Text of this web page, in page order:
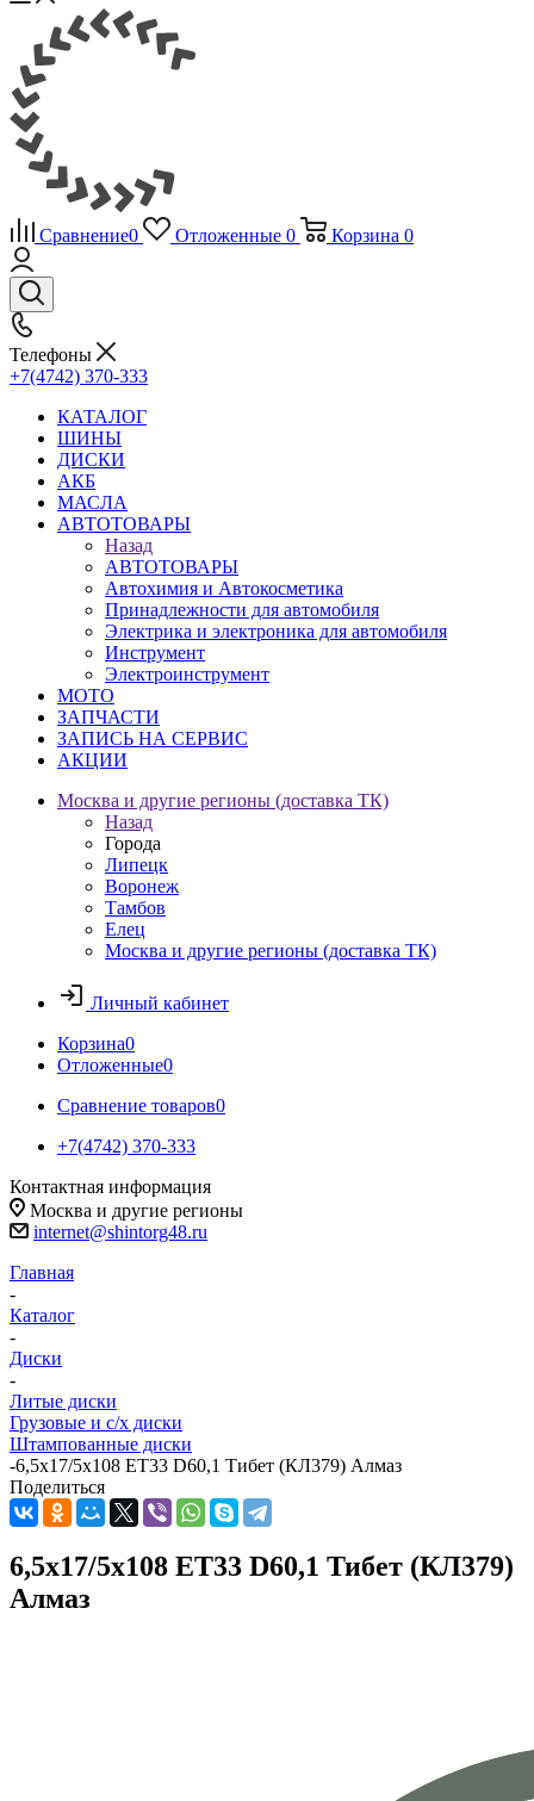
Сравнение0 Отложенные 0 Корзина 0
Телефоны
+7(4742) 370-333
КАТАЛОГ
ШИНЫ
ДИСКИ
АКБ
МАСЛА
АВТОТОВАРЫ
Назад
АВТОТОВАРЫ
Автохимия и Автокосметика
Принадлежности для автомобиля
Электрика и электроника для автомобиля
Инструмент
Электроинструмент
МОТО
ЗАПЧАСТИ
ЗАПИСЬ НА СЕРВИС
АКЦИИ
Москва и другие регионы (доставка ТК)
Назад
Города
Липецк
Воронеж
Тамбов
Елец
Москва и другие регионы (доставка ТК)
Личный кабинет
Корзина0
Отложенные0
Сравнение товаров0
+7(4742) 370-333
Контактная информация
Москва и другие регионы
internet@shintorg48.ru
Главная
-
Каталог
-
Диски
-
Литые диски
Грузовые и с/х диски
Штампованные диски
-6,5x17/5x108 ET33 D60,1 Тибет (КЛ379) Алмаз
Поделиться
6,5x17/5x108 ET33 D60,1 Тибет (КЛ379)
Алмаз